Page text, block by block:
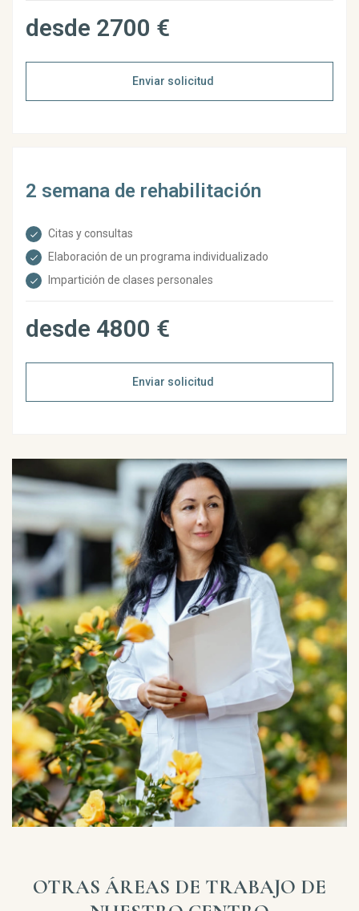
desde 2700 €
Enviar solicitud
2 semana de rehabilitación
Citas y consultas
Elaboración de un programa individualizado
Impartición de clases personales
desde 4800 €
Enviar solicitud
OTRAS ÁREAS DE TRABAJO DE